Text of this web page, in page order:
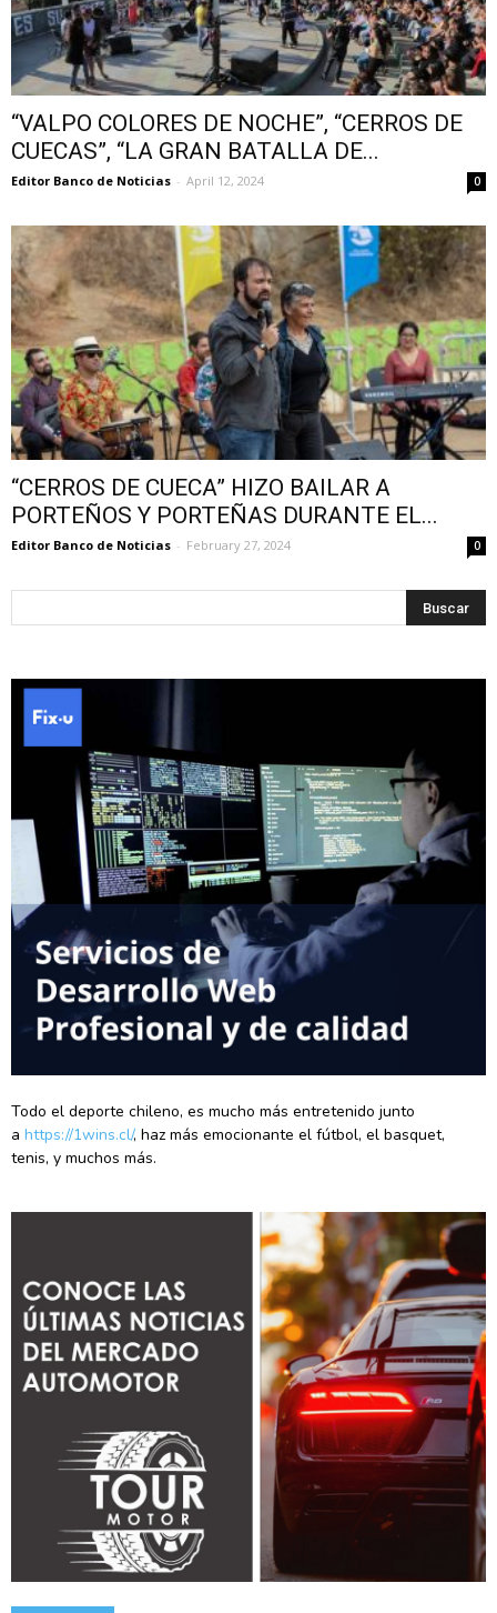
“VALPO COLORES DE NOCHE”, “CERROS DE
CUECAS”, “LA GRAN BATALLA DE...
Editor Banco de Noticias - April 12, 2024 0
“CERROS DE CUECA” HIZO BAILAR A
PORTEÑOS Y PORTEÑAS DURANTE EL...
Editor Banco de Noticias - February 27, 2024 0
Todo el deporte chileno, es mucho más entretenido junto
a https://1wins.cl/, haz más emocionante el fútbol, el basquet,
tenis, y muchos más.